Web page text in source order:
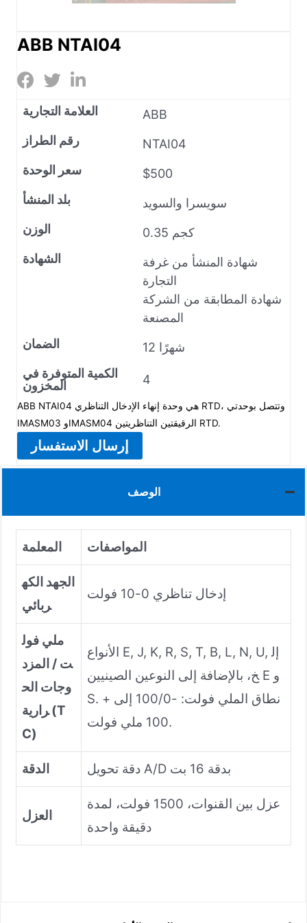
ABB NTAI04
العلامة التجارية
ABB
رقم الطراز
NTAI04
سعر الوحدة
$500
بلد المنشأ
سويسرا والسويد
الوزن
0.35 كجم
الشهادة
شهادة المنشأ من غرفة
التجارة
شهادة المطابقة من الشركة
المصنعة
الضمان
12 شهرًا
الكمية المتوفرة في
المخزون
4
ABB NTAI04 هي وحدة إنهاء الإدخال التناظري RTD، وتتصل بوحدتي
IMASM03 وIMASM04 الرقيقتين التناظريتين RTD.
إرسال الاستفسار
الوصف
المعلمة المواصفات
الجهد الكه
ربائي
إدخال تناظري 0-10 فولت
ملي فول
ت / المزد
وجات الح
رارية (T
C)
الأنواع E, J, K, R, S, T, B, L, N, U, إل
خ، بالإضافة إلى النوعين الصينيين E و
S. نطاق الملي فولت: -100/0 إلى +
100 ملي فولت.
الدقة دقة تحويل A/D بدقة 16 بت
العزل
عزل بين القنوات، 1500 فولت، لمدة
دقيقة واحدة